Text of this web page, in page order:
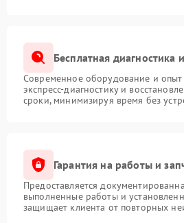
Бесплатная
Современное оборудование и опыт
экспресс-диагностику и
сроки, минимизируя время без
Гарантия на работы и
Предоставляется
выполненные работы и
защищает клиента от повторных